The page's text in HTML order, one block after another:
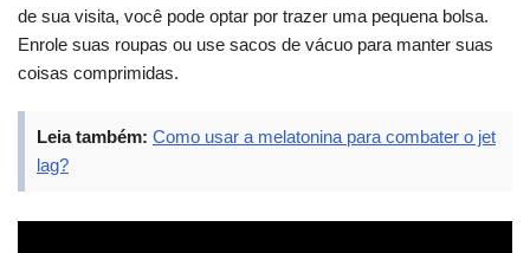
de sua visita, você pode optar por trazer uma pequena bolsa.
Enrole suas roupas ou use sacos de vácuo para manter suas
coisas comprimidas.
Leia também: Como usar a melatonina para combater o jet
lag?